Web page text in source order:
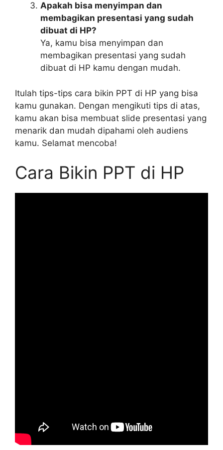
Apakah bisa menyimpan dan
membagikan presentasi yang sudah
dibuat di HP?
Ya, kamu bisa menyimpan dan
membagikan presentasi yang sudah
dibuat di HP kamu dengan mudah.
Itulah tips-tips cara bikin PPT di HP yang bisa
kamu gunakan. Dengan mengikuti tips di atas,
kamu akan bisa membuat slide presentasi yang
menarik dan mudah dipahami oleh audiens
kamu. Selamat mencoba!
Cara Bikin PPT di HP